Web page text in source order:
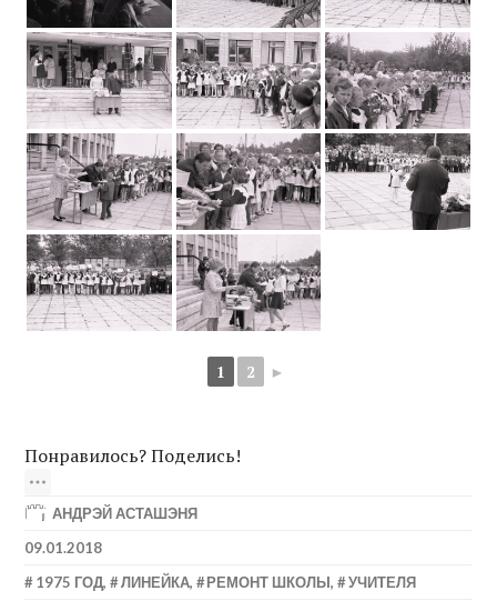
1 2 ►
Понравилось? Поделись!
АНДРЭЙ АСТАШЭНЯ
09.01.2018
1975 ГОД, ЛИНЕЙКА, РЕМОНТ ШКОЛЫ, УЧИТЕЛЯ